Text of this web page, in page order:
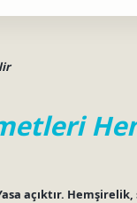
açıktır.